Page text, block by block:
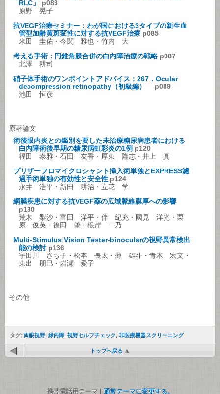
RLC」
p083
原野 晃子
抗VEGF治療セミナー：わが国における3タイプの新生血
管型加齢黄斑変性に対する抗VEGF治療 p085
米田 圭佑・今関 雅也・竹内 大
考える手術：円錐角膜合併の白内障治療の戦略 p087
北澤 耕司
硝子体手術のワンポイントアドバイス：267．Ocular
decompression retinopathy（初級編）
p089
池田 恒彦
原著論文
術後眼内炎との鑑別を要した未治療糖尿病患者における
白内障術後早期の糖尿病虹彩炎の1例 p120
福田 泰雅・石田 友香・厚東 隆志・井上 真
プリザーフロマイクロシャント挿入術単独とEXPRESS濾
過手術単独の有効性と安全性 p124
永井 浩平・新田 耕治・立花 学
網膜疾患に対する抗VEGF薬の広域脈絡膜厚への影響
p130
荒木 梨沙・富田 洋平・伴 紀充・國見 洋光・栗
原 俊英・篠田 肇・根岸 一乃
Multi-Stimulus Vision Tester-binocularの視野異常検出
能の検討 p136
宇田川 さち子・松本 長太・薄 雄斗・青木 宏文・
東出 朋巳・岩瀬 愛子
その他
タグ: 両眼視野 緑内障 視野セルフチェック 非医療機器スクリーニング
トップへ戻る
携帯電話用テーマ | 通常テーマに変更する。